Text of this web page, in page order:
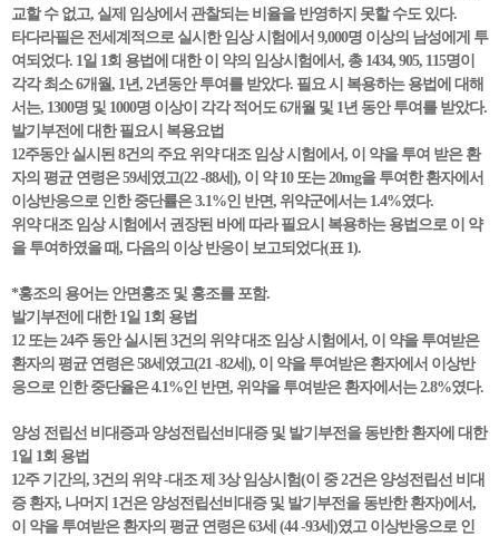
교할 수 없고, 실제 임상에서 관찰되는 비율을 반영하지 못할 수도 있다.
타다라필은 전세계적으로 실시한 임상 시험에서 9,000명 이상의 남성에게 투
여되었다. 1일 1회 용법에 대한 이 약의 임상시험에서, 총 1434, 905, 115명이
각각 최소 6개월, 1년, 2년동안 투여를 받았다. 필요 시 복용하는 용법에 대해
서는, 1300명 및 1000명 이상이 각각 적어도 6개월 및 1년 동안 투여를 받았다.
발기부전에 대한 필요시 복용요법
12주동안 실시된 8건의 주요 위약 대조 임상 시험에서, 이 약을 투여 받은 환
자의 평균 연령은 59세였고(22 -88세), 이 약 10 또는 20mg을 투여한 환자에서
이상반응으로 인한 중단률은 3.1%인 반면, 위약군에서는 1.4%였다.
위약 대조 임상 시험에서 권장된 바에 따라 필요시 복용하는 용법으로 이 약
을 투여하였을 때, 다음의 이상 반응이 보고되었다(표 1).
*홍조의 용어는 안면홍조 및 홍조를 포함.
발기부전에 대한 1일 1회 용법
12 또는 24주 동안 실시된 3건의 위약 대조 임상 시험에서, 이 약을 투여받은
환자의 평균 연령은 58세였고(21 -82세), 이 약을 투여받은 환자에서 이상반
응으로 인한 중단율은 4.1%인 반면, 위약을 투여받은 환자에서는 2.8%였다.
양성 전립선 비대증과 양성전립선비대증 및 발기부전을 동반한 환자에 대한
1일 1회 용법
12주 기간의, 3건의 위약 -대조 제 3상 임상시험(이 중 2건은 양성전립선 비대
증 환자, 나머지 1건은 양성전립선비대증 및 발기부전을 동반한 환자)에서,
이 약을 투여받은 환자의 평균 연령은 63세 (44 -93세)였고 이상반응으로 인